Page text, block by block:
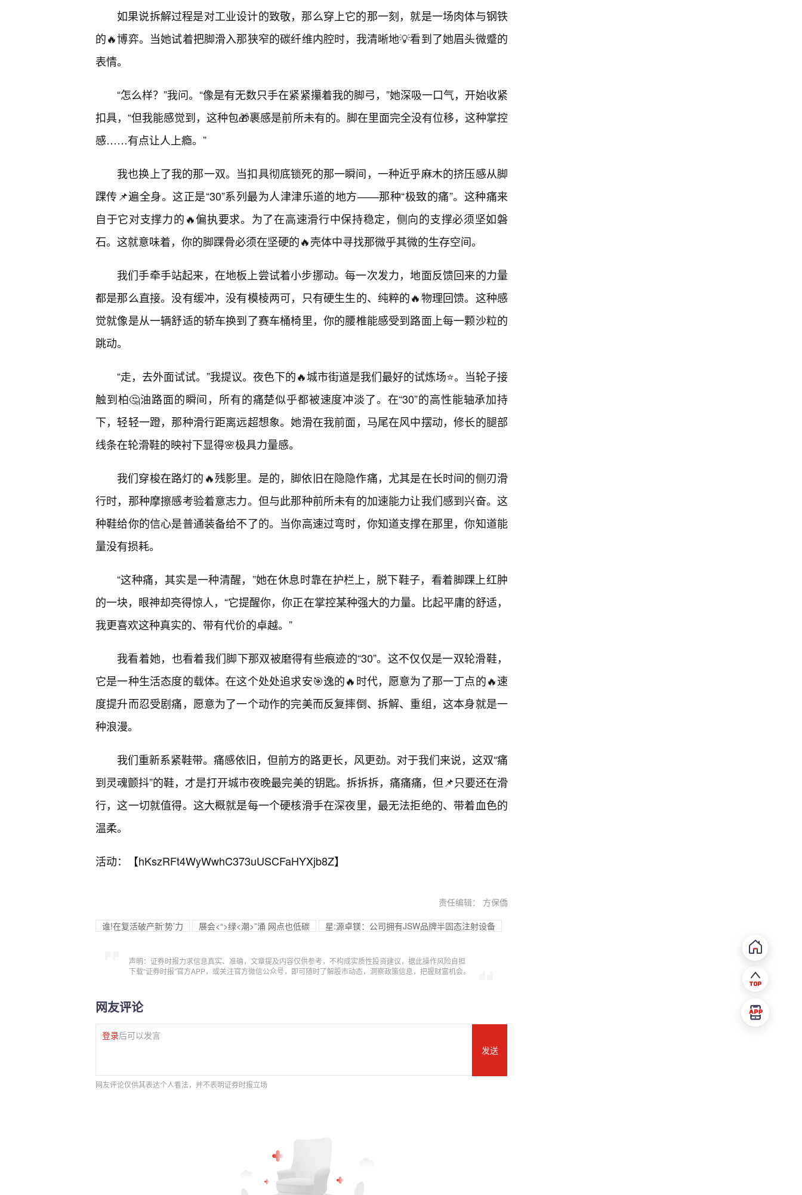
如果说拆解过程是对工业设计的致敬，那么穿上它的那一刻，就是一场肉体与钢铁
的🔥博弈。当她试着把脚滑入那狭窄的碳纤维内腔时，我清晰地💡看到了她眉头微蹙的
表情。
“怎么样？”我问。“像是有无数只手在紧紧攥着我的脚弓，”她深吸一口气，开始收紧
扣具，“但我能感觉到，这种包🎁裹感是前所未有的。脚在里面完全没有位移，这种掌控
感……有点让人上瘾。”
我也换上了我的那一双。当扣具彻底锁死的那一瞬间，一种近乎麻木的挤压感从脚
踝传📌遍全身。这正是“30”系列最为人津津乐道的地方——那种“极致的痛”。这种痛来
自于它对支撑力的🔥偏执要求。为了在高速滑行中保持稳定，侧向的支撑必须坚如磐
石。这就意味着，你的脚踝骨必须在坚硬的🔥壳体中寻找那微乎其微的生存空间。
我们手牵手站起来，在地板上尝试着小步挪动。每一次发力，地面反馈回来的力量
都是那么直接。没有缓冲，没有模棱两可，只有硬生生的、纯粹的🔥物理回馈。这种感
觉就像是从一辆舒适的轿车换到了赛车桶椅里，你的腰椎能感受到路面上每一颗沙粒的
跳动。
“走，去外面试试。”我提议。夜色下的🔥城市街道是我们最好的试炼场⭐。当轮子接
触到柏🤔油路面的瞬间，所有的痛楚似乎都被速度冲淡了。在“30”的高性能轴承加持
下，轻轻一蹬，那种滑行距离远超想象。她滑在我前面，马尾在风中摆动，修长的腿部
线条在轮滑鞋的映衬下显得🌸极具力量感。
我们穿梭在路灯的🔥残影里。是的，脚依旧在隐隐作痛，尤其是在长时间的侧刃滑
行时，那种摩擦感考验着意志力。但与此那种前所未有的加速能力让我们感到兴奋。这
种鞋给你的信心是普通装备给不了的。当你高速过弯时，你知道支撑在那里，你知道能
量没有损耗。
“这种痛，其实是一种清醒，”她在休息时靠在护栏上，脱下鞋子，看着脚踝上红肿
的一块，眼神却亮得惊人，“它提醒你，你正在掌控某种强大的力量。比起平庸的舒适，
我更喜欢这种真实的、带有代价的卓越。”
我看着她，也看着我们脚下那双被磨得有些痕迹的“30”。这不仅仅是一双轮滑鞋，
它是一种生活态度的载体。在这个处处追求安🎯逸的🔥时代，愿意为了那一丁点的🔥速
度提升而忍受剧痛，愿意为了一个动作的完美而反复摔倒、拆解、重组，这本身就是一
种浪漫。
我们重新系紧鞋带。痛感依旧，但前方的路更长，风更劲。对于我们来说，这双“痛
到灵魂颤抖”的鞋，才是打开城市夜晚最完美的钥匙。拆拆拆，痛痛痛，但📌只要还在滑
行，这一切就值得。这大概就是每一个硬核滑手在深夜里，最无法拒绝的、带着血色的
温柔。
活动：【hKszRFt4WyWwhC373uUSCFaHYXjb8Z】
责任编辑： 方保僑
谁!在复活破产新‘势’力
展会<“>绿<潮>”涌 网点也低碳 星:源卓镁：公司拥有JSW品牌半固态注射设备
声明：证券时报力求信息真实、准确，文章提及内容仅供参考，不构成实质性投资建议，据此操作风险自担
下载“证券时报”官方APP，或关注官方微信公众号，即可随时了解股市动态，洞察政策信息，把握财富机会。
网友评论
登录后可以发言
发送
网友评论仅供其表达个人看法，并不表明证券时报立场